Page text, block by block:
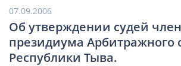
07.09.2006
Об утверждении судей
президиума Арбитражного
Республики Тыва.